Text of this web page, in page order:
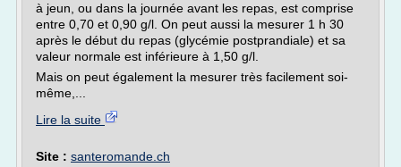
à jeun, ou dans la journée avant les repas, est comprise
entre 0,70 et 0,90 g/l. On peut aussi la mesurer 1 h 30
après le début du repas (glycémie postprandiale) et sa
valeur normale est inférieure à 1,50 g/l.
Mais on peut également la mesurer très facilement soi-
même,...
Lire la suite
Site : santeromande.ch